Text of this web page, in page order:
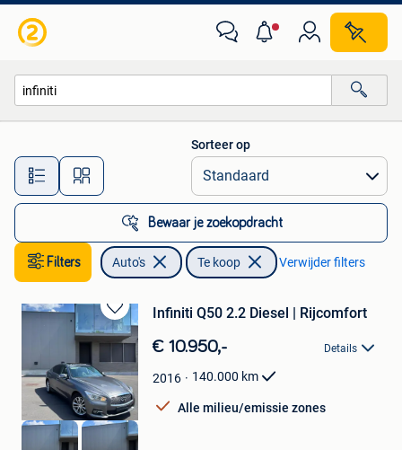
Alle afstanden…
Sorteer op
Bewaar je zoekopdracht
Filters Auto's Te koop Verwijder filters
Bewaren
in
Mijn
Favorieten
Infiniti Q50 2.2 Diesel | Rijcomfort
€ 10.950,- Details
2016 140.000 km
Alle milieu/emissie zones